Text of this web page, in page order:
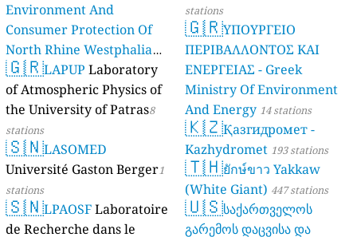
Environment And
Consumer Protection Of
North Rhine Westphalia
(Landesamt Für Natur,
Umwelt Und
Verbraucherschutz NRW)
61 stations
🇬🇷LAPUP Laboratory
of Atmospheric Physics of
the University of Patras8
stations
🇸🇳LASOMED
Université Gaston Berger1
stations
🇸🇳LPAOSF Laboratoire
de Recherche dans le
stations
🇬🇷ΥΠΟΥΡΓΕΙΟ
ΠΕΡΙΒΑΛΛΟΝΤΟΣ ΚΑΙ
ΕΝΕΡΓΕΙΑΣ - Greek
Ministry Of Environment
And Energy 14 stations
🇰🇿Қазгидромет -
Kazhydromet 193 stations
🇹🇭ยักษ์ขาว Yakkaw
(White Giant) 447 stations
🇺🇸საქართველოს
გარემოს დაცვისა და